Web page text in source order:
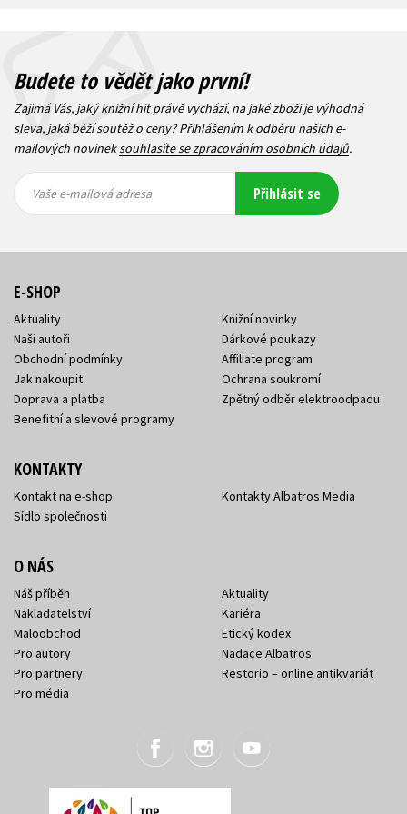
Budete to vědět jako první!
Zajímá Vás, jaký knižní hit právě vychází, na jaké zboží je výhodná
sleva, jaká běží soutěž o ceny? Přihlášením k odběru našich e-
mailových novineksouhlasíte se zpracováním osobních údajů.
mailová
mailová
Vaše e-mailová adresa Přihlásit se
E-SHOP
Aktuality
Naši autoři
Obchodní podmínky
Jak nakoupit
Doprava a platba
Benefitní a slevové programy
Knižní novinky
Dárkové poukazy
Affiliate program
Ochrana soukromí
Zpětný odběr elektroodpadu
KONTAKTY
Kontakt na e-shop
Sídlo společnosti
Kontakty Albatros Media
O NÁS
Náš příběh
Nakladatelství
Maloobchod
Pro autory
Pro partnery
Pro média
Aktuality
Kariéra
Etický kodex
Nadace Albatros
Restorio – online antikvariát